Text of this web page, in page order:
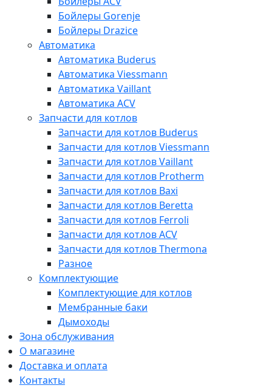
Бойлеры Gorenje
Бойлеры Drazice
Автоматика
Автоматика Buderus
Автоматика Viessmann
Автоматика Vaillant
Автоматика ACV
Запчасти для котлов
Запчасти для котлов Buderus
Запчасти для котлов Viessmann
Запчасти для котлов Vaillant
Запчасти для котлов Protherm
Запчасти для котлов Baxi
Запчасти для котлов Beretta
Запчасти для котлов Ferroli
Запчасти для котлов ACV
Запчасти для котлов Thermona
Разное
Комплектующие
Комплектующие для котлов
Мембранные баки
Дымоходы
Зона обслуживания
О магазине
Доставка и оплата
Контакты